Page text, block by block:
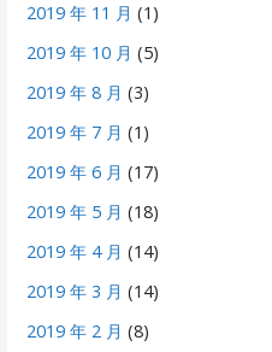
2019 年 11 月 (1)
2019 年 10 月 (5)
2019 年 8 月 (3)
2019 年 7 月 (1)
2019 年 6 月 (17)
2019 年 5 月 (18)
2019 年 4 月 (14)
2019 年 3 月 (14)
2019 年 2 月 (8)